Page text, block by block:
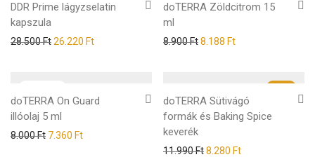
DDR Prime lágyzselatin
kapszula
28.500Ft26.220 Ft
doTERRA Zöldcitrom 15
ml
8.900Ft8.188 Ft
doTERRA On Guard
illóolaj 5 ml
8.000Ft 7.360 Ft
doTERRA Sütivágó
formák és Baking Spice
keverék
11.990Ft8.280 Ft